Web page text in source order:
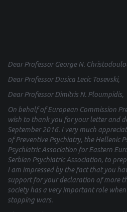
DearProfessor George N.
Dear Professor Dusica Lecic Tosevski,
Dear Professor Dimitris N. Ploumpidis,
On behalf of European Commission
wish to thank you for your letter and
September 2016. I very much
of Preventive Psychiatry, the Hellenic
Psychiatric Association for Eastern
Serbian Psychiatric Association, to
I am impressed by the fact that you
support for your declaration of more
society has a very important role
stopping wars.